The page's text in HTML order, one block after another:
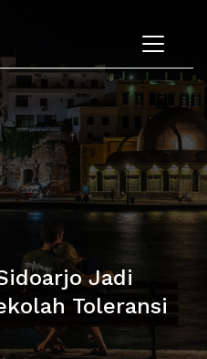
Jadi
Toleransi